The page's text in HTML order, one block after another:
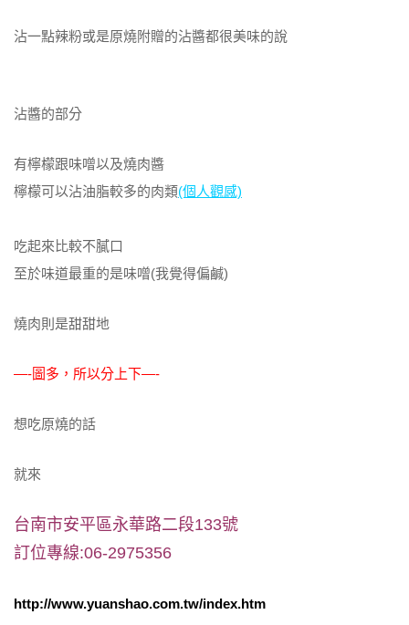
沾一點辣粉或是原燒附贈的沾醬都很美味的說
沾醬的部分
有檸檬跟味噌以及燒肉醬
檸檬可以沾油脂較多的肉類(個人觀感)
吃起來比較不膩口
至於味道最重的是味噌(我覺得偏鹹)
燒肉則是甜甜地
—-圖多，所以分上下—-
想吃原燒的話
就來
台南市安平區永華路二段133號
訂位專線:06-2975356
http://www.yuanshao.com.tw/index.htm